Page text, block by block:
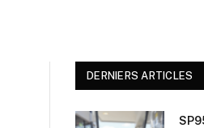
DERNIERS ARTICLES